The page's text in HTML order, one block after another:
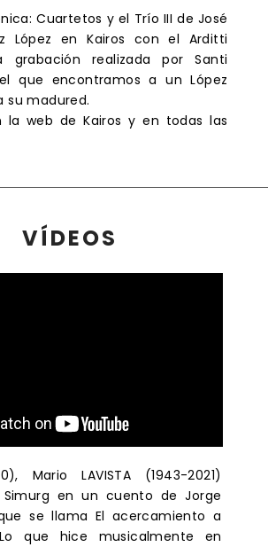
Cuartetos y el Trío III de José
López en Kairos con el Arditti
grabación realizada por Santi
que encontramos a un López
su madured.
la web de Kairos y en todas las
VÍDEOS
Mario LAVISTA (1943-2021)
Simurg en un cuento de Jorge
se llama El acercamiento a
que hice musicalmente en